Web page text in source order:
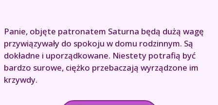
Panie, objęte patronatem Saturna będą dużą wagę
przywiązywały do spokoju w domu rodzinnym. Są
dokładne i uporządkowane. Niestety potrafią być
bardzo surowe, ciężko przebaczają wyrządzone im
krzywdy.